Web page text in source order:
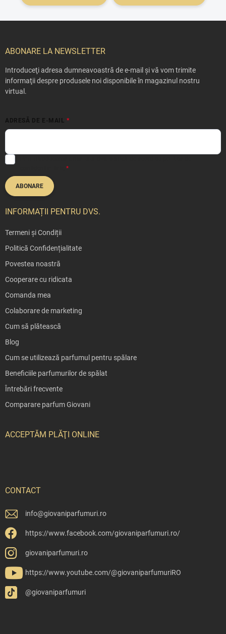
ABONARE LA NEWSLETTER
Introduceţi adresa dumneavoastră de e-mail şi vă vom trimite
informaţii despre produsele noi disponibile în magazinul nostru
virtual.
ADRESĂ DE E-MAIL
ABONARE
INFORMAȚII PENTRU DVS.
Termeni și Condiții
Politică Confidențialitate
Povestea noastră
Cooperare cu ridicata
Comanda mea
Colaborare de marketing
Cum să plătească
Blog
Cum se utilizează parfumul pentru spălare
Beneficiile parfumurilor de spălat
Întrebări frecvente
Comparare parfum Giovani
ACCEPTĂM PLĂŢI ONLINE
CONTACT
info@giovaniparfumuri.ro
https://www.facebook.com/giovaniparfumuri.ro/
giovaniparfumuri.ro
https://www.youtube.com/@giovaniparfumuriRO
@giovaniparfumuri